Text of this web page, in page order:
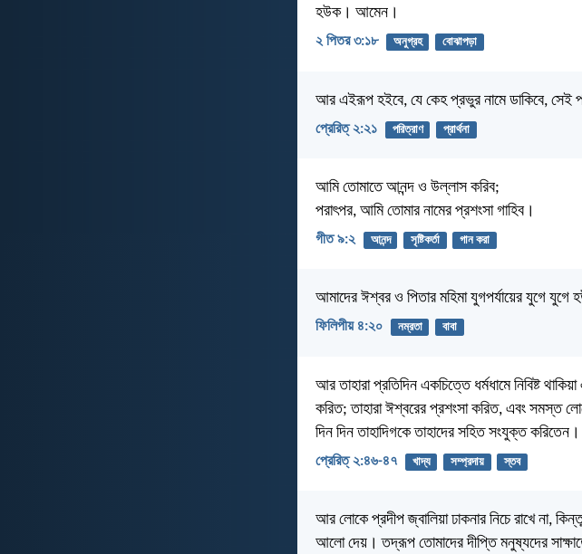
হউক। আমেন।
২ পিতর ৩:১৮ অনুগ্রহ বোঝাপড়া
আর এইরূপ হইবে, যে কেহ প্রভুর নামে ডাকিবে, সেই
প্রেরিত্‌ ২:২১ পরিত্রাণ প্রার্থনা
আমি তোমাতে আনন্দ ও উল্লাস করিব;
পরাৎপর, আমি তোমার নামের প্রশংসা গাহিব।
গীত ৯:২ আনন্দ সৃষ্টিকর্তা গান করা
আমাদের ঈশ্বর ও পিতার মহিমা যুগপর্যায়ের যুগে
ফিলিপীয় ৪:২০ নম্রতা বাবা
আর তাহারা প্রতিদিন একচিত্তে ধর্মধামে নিবিষ্ট
করিত; তাহারা ঈশ্বরের প্রশংসা করিত, এবং সমস্ত
দিন দিন তাহাদিগকে তাহাদের সহিত সংযুক্ত করিতেন।
প্রেরিত্‌ ২:৪৬-৪৭ খাদ্য সম্প্রদায় স্তব
আর লোকে প্রদীপ জ্বালিয়া ঢাকনার নিচে রাখে না,
আলো দেয়। তদ্রূপ তোমাদের দীপ্তি মনুষ্যদের